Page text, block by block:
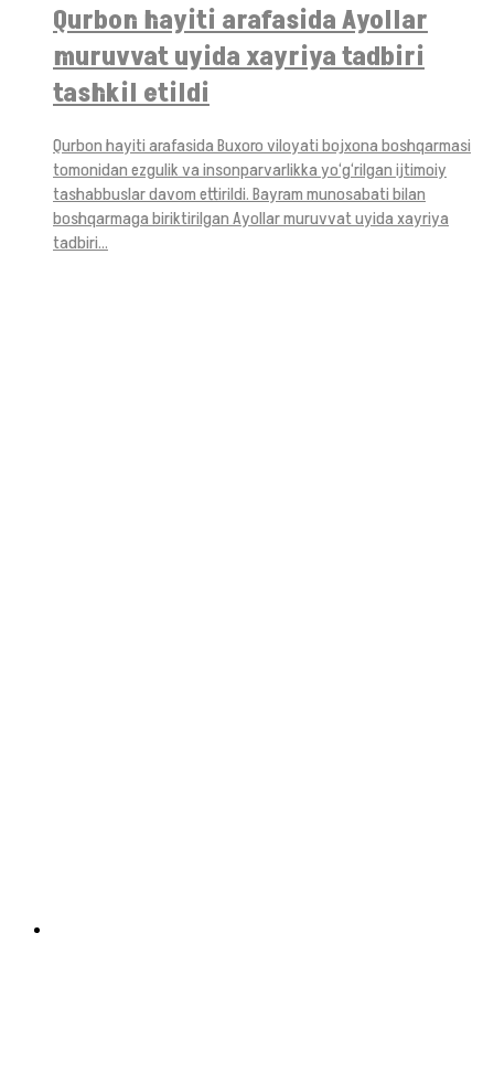
Qurbon hayiti arafasida Ayollar
muruvvat uyida xayriya tadbiri
tashkil etildi
Qurbon hayiti arafasida Buxoro viloyati bojxona boshqarmasi
tomonidan ezgulik va insonparvarlikka yo‘g‘rilgan ijtimoiy
tashabbuslar davom ettirildi. Bayram munosabati bilan
boshqarmaga biriktirilgan Ayollar muruvvat uyida xayriya
tadbiri...